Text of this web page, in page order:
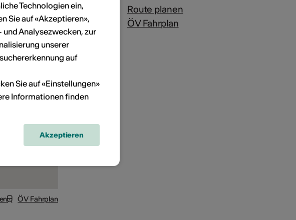
ÖV Fahrplan
Route planen
ÖV Fahrplan
Technologien ein,
Sie auf «Akzeptieren»,
Analysezwecken, zur
unserer
auf
Sie auf «Einstellungen»
Informationen finden
Akzeptieren